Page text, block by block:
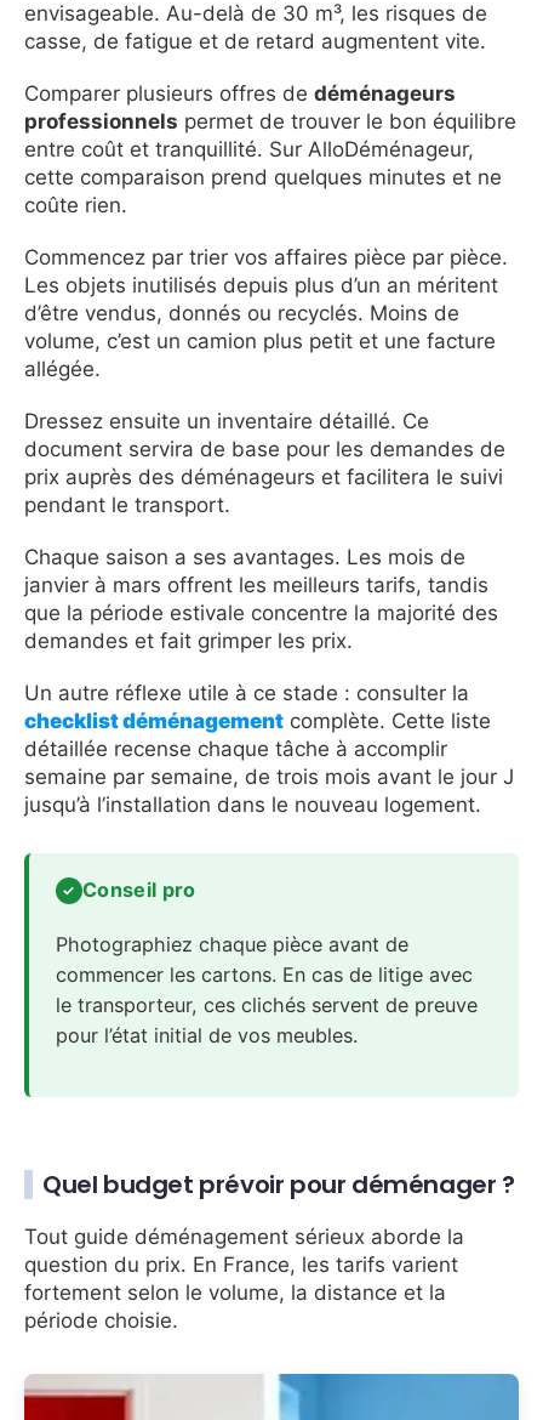
envisageable. Au-delà de 30 m³, les risques de
casse, de fatigue et de retard augmentent vite.
Comparer plusieurs offres de déménageurs
professionnels permet de trouver le bon équilibre
entre coût et tranquillité. Sur AlloDéménageur,
cette comparaison prend quelques minutes et ne
coûte rien.
Commencez par trier vos affaires pièce par pièce.
Les objets inutilisés depuis plus d’un an méritent
d’être vendus, donnés ou recyclés. Moins de
volume, c’est un camion plus petit et une facture
allégée.
Dressez ensuite un inventaire détaillé. Ce
document servira de base pour les demandes de
prix auprès des déménageurs et facilitera le suivi
pendant le transport.
Chaque saison a ses avantages. Les mois de
janvier à mars offrent les meilleurs tarifs, tandis
que la période estivale concentre la majorité des
demandes et fait grimper les prix.
Un autre réflexe utile à ce stade : consulter la
checklist déménagement complète. Cette liste
détaillée recense chaque tâche à accomplir
semaine par semaine, de trois mois avant le jour J
jusqu’à l’installation dans le nouveau logement.
Conseil pro
Photographiez chaque pièce avant de
commencer les cartons. En cas de litige avec
le transporteur, ces clichés servent de preuve
pour l’état initial de vos meubles.
Quel budget prévoir pour déménager ?
Tout guide déménagement sérieux aborde la
question du prix. En France, les tarifs varient
fortement selon le volume, la distance et la
période choisie.